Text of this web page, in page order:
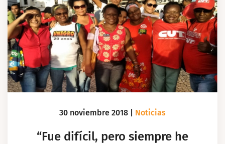
30 noviembre 2018 Noticias
“Fue difícil, pero siempre he